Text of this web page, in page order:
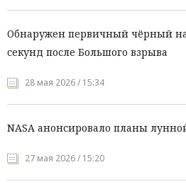
Обнаружен первичный чёрный
секунд после Большого взрыва
28 мая 2026 / 15:34
NASA анонсировало планы
27 мая 2026 / 15:20